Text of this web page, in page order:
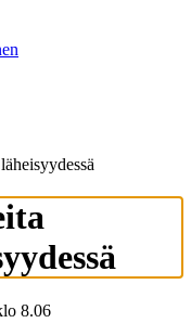
8.06